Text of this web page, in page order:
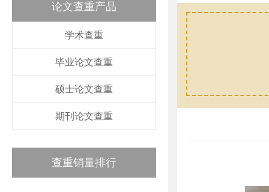
论文查重产品
学术查重
毕业论文查重
硕士论文查重
期刊论文查重
查重销量排行